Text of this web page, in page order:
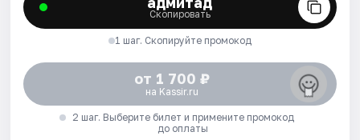
Скопировать
1 шаг. Скопируйте промокод
от 1 700 ₽
на Kassir.ru
2 шаг. Выберите билет и примените промокод
до оплаты